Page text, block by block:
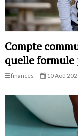
Compte
quelle formule
finances 10 Aoû